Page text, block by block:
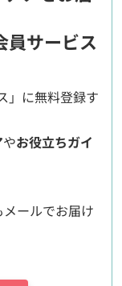
サービス
」に無料登録す
やお役立ちガイ
メールでお届け